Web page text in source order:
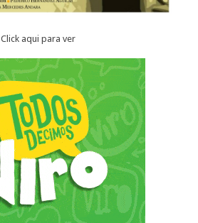
Click aqui para ver